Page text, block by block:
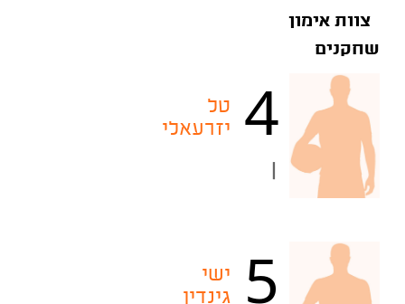
צוות אימון
שחקנים
4
טל
יזרעאלי
5
ישי
גינדין